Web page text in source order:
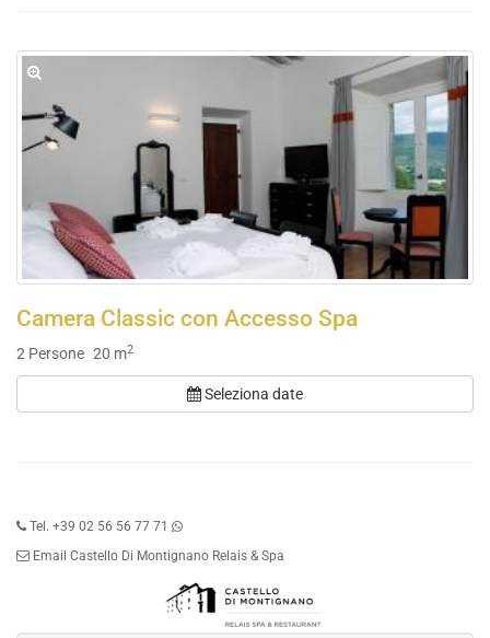
Camera Classic con Accesso Spa
2 Persone 20 m2
Seleziona date
Tel. +39 02 56 56 77 71
Email Castello Di Montignano Relais & Spa